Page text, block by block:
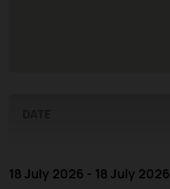
18 July 2026 - 18 July 2026